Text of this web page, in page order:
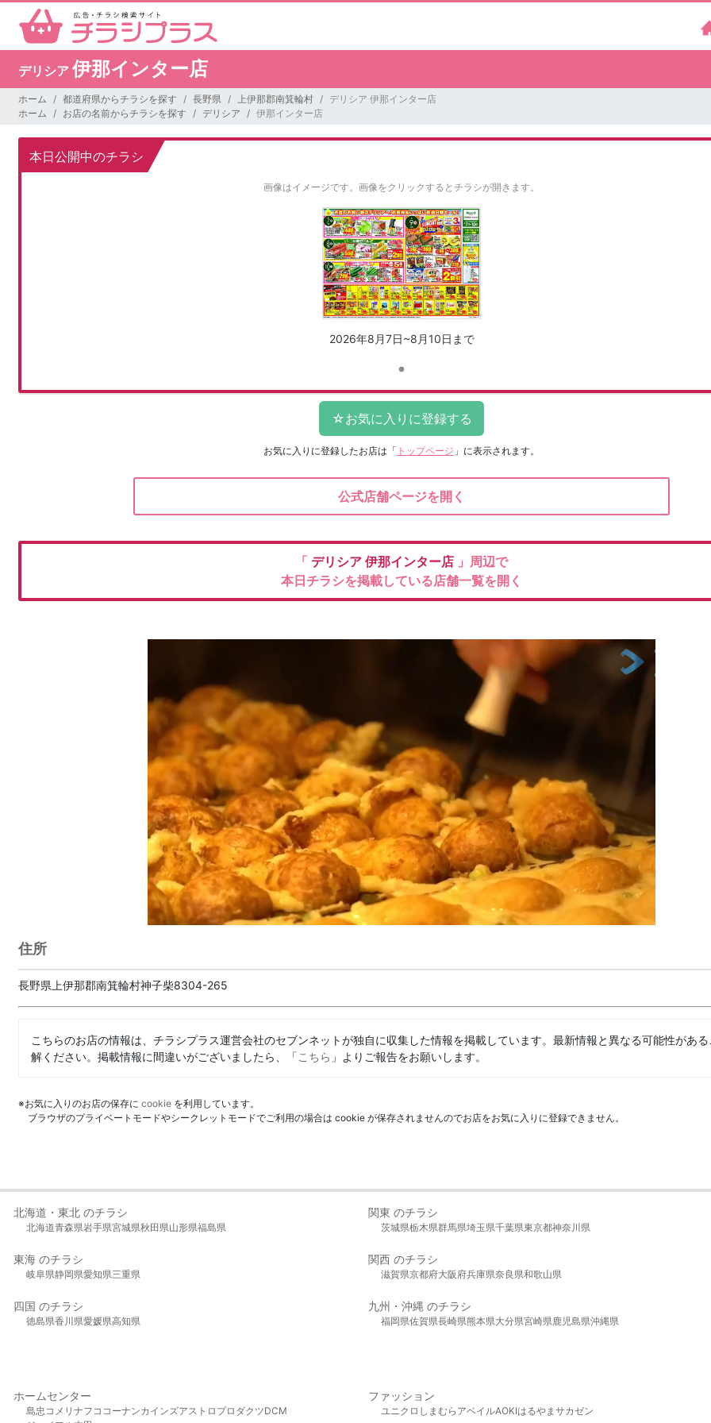
デリシア 伊那インター店
ホーム 都道府県からチラシを探す 長野県 上伊那郡南箕輪村
デリシア 伊那インター店
ホーム
お店の名前からチラシを探す デリシア 伊那インター店
本日公開中のチラシ
画像はイメージです。 画像をクリックするとチラシが開きます。
2026年8月7日~8月10日まで
お気に入りに登録したお店は 「 トップページ 」に表示されます。
公式店舗ページを開く
「 デリシア 伊那インター店 」周辺で
本日チラシを掲載している店舗一覧を開く
住所
長野県上伊那郡南箕輪村神子柴8304-265
こちらのお店の情報は、チラシプラス運営会社のセブンネットが独自に収集した情報を掲載しています。最新情報と異なる可能性があ
解ください。掲載情報に間違いがございましたら、「こちら 」よりご報告をお願いします。
※お気に入りのお店の保存に cookie を利用しています。
ブラウザのプライベートモードやシークレットモードでご利用の場合は cookie が保存されませんのでお店をお気に入りに登録できません。
北海道・東北 のチラシ
北海道青森県岩手県宮城県秋田県山形県福島県
関東 のチラシ
茨城県栃木県群馬県埼玉県千葉県東京都神奈川県
東海 のチラシ
岐阜県静岡県愛知県三重県
関西 のチラシ
滋賀県京都府大阪府兵庫県奈良県和歌山県
四国 のチラシ
徳島県香川県愛媛県高知県
九州・沖縄 のチラシ
福岡県佐賀県長崎県熊本県大分県宮崎県 鹿児島県沖縄県
ホームセンター
島忠 コメリ ナフコ コーナンカインズアストロプロダクツDCM
ファッション
ユニクロ しまむら アベイルAOKIはるやま サカゼン